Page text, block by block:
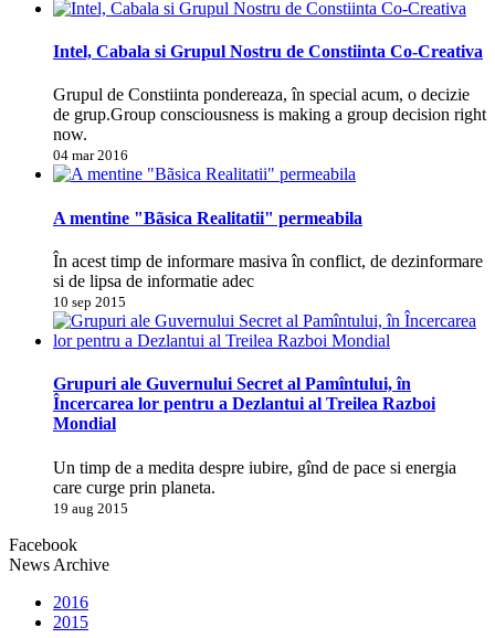
Intel, Cabala si Grupul Nostru de Constiinta Co-Creativa
Grupul de Constiinta pondereaza, în special acum, o decizie
de grup.Group consciousness is making a group decision right
now.
04 mar 2016
A mentine "Bãsica Realitatii" permeabila
În acest timp de informare masiva în conflict, de dezinformare
si de lipsa de informatie adec
10 sep 2015
Grupuri ale Guvernului Secret al Pamîntului, în
Încercarea lor pentru a Dezlantui al Treilea Razboi
Mondial
Un timp de a medita despre iubire, gînd de pace si energia
care curge prin planeta.
19 aug 2015
Facebook
News Archive
2016
2015